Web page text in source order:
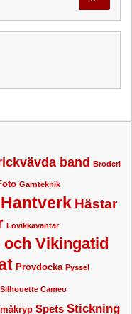
band Broderi
Garnteknik
Hästar
Lovikkavantar
och Vikingatid
Provdocka Pyssel
Silhouette Cameo
Spets Stickning